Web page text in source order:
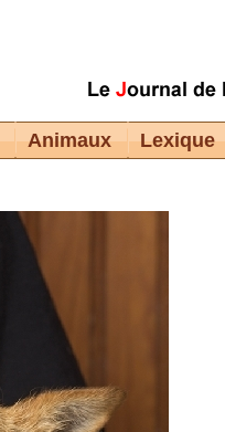
Animaux Lexique